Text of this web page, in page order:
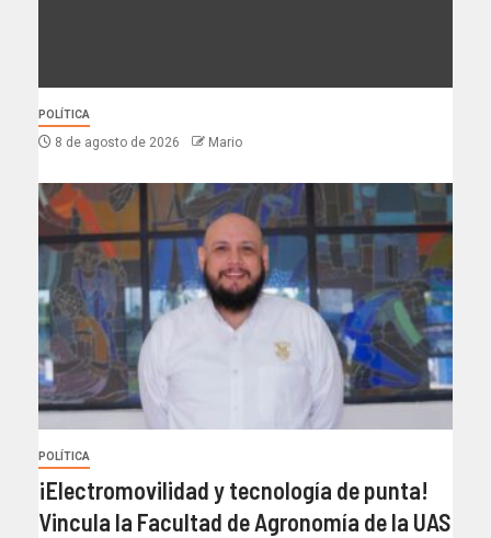
POLÍTICA
8 de agosto de 2026 Mario
POLÍTICA
¡Electromovilidad y tecnología de punta!
Vincula la Facultad de Agronomía de la UAS